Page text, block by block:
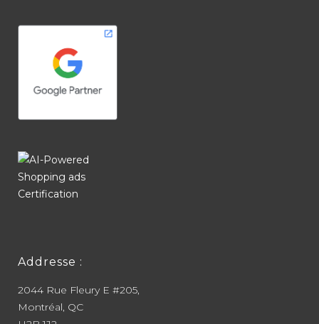
Addresse :
2044 Rue Fleury E #205,
Montréal, QC